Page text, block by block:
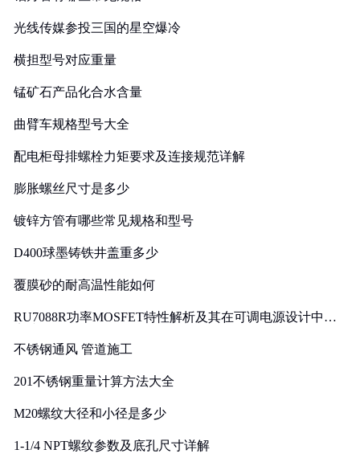
光线传媒参投三国的星空爆冷
横担型号对应重量
锰矿石产品化合水含量
曲臂车规格型号大全
配电柜母排螺栓力矩要求及连接规范详解
膨胀螺丝尺寸是多少
镀锌方管有哪些常见规格和型号
D400球墨铸铁井盖重多少
覆膜砂的耐高温性能如何
RU7088R功率MOSFET特性解析及其在可调电源设计中的
不锈钢通风 管道施工
201不锈钢重量计算方法大全
M20螺纹大径和小径是多少
1-1/4 NPT螺纹参数及底孔尺寸详解